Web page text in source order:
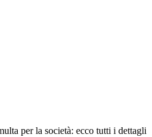
per la società: ecco tutti i dettagli